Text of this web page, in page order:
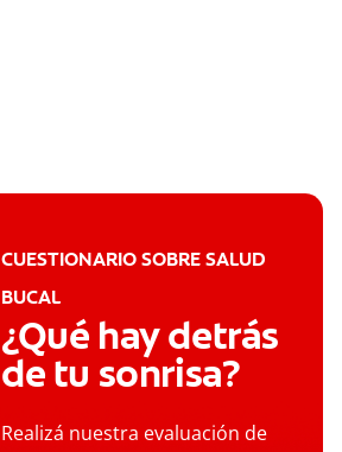
CUESTIONARIO SOBRE SALUD
BUCAL
¿Qué hay detrás
de tu sonrisa?
Realizá nuestra evaluación de